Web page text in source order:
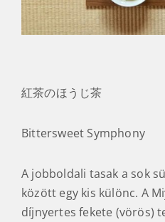
紅茶のほうじ茶
Bittersweet Symphony
A jobboldali tasak a sok
között egy kis különc. A
díjnyertes fekete (vörös)